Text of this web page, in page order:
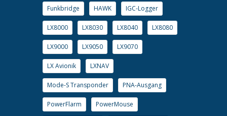
Funkbridge HAWK IGC-Logger
LX8000 LX8030 LX8040 LX8080
LX9000 LX9050 LX9070
LX Avionik LXNAV
Mode-S Transponder PNA-Ausgang
PowerFlarm PowerMouse